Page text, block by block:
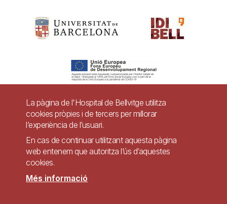
Pie
página
Contacte
Accessibilitat Avís legal Ajuda
La pàgina de l'Hospital de Bellvitge utilitza
cookies pròpies i de tercers per millorar
l’experiència de l’usuari.
En cas de continuar utilitzant aquesta pàgina
web entenem que autoritza l’ús d’aquestes
cookies.
Més informació